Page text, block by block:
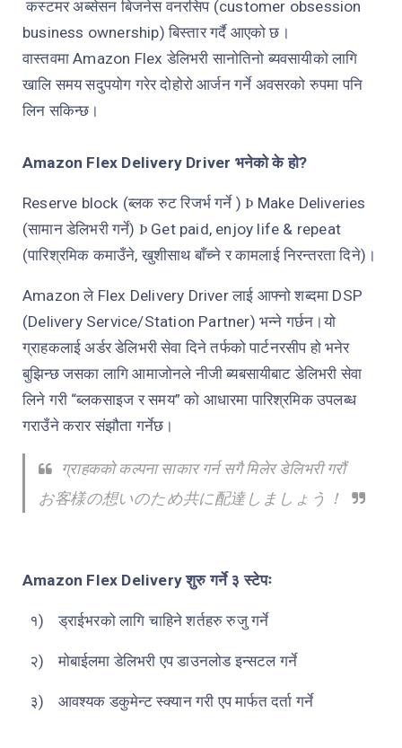
कस्टमर अब्सेसन बिजनेस वनरसिप (customer obsession
business ownership)बिस्तार गर्दै आएको छ।
वास्तवमा Amazon Flex डेलिभरी सानोतिनो ब्यवसायीको लागि
खालि समय सदुपयोग गरेर दोहोरो आर्जन गर्ने अवसरको रुपमा पनि
लिन सकिन्छ।
Amazon Flex Delivery Driver भनेको के हो?
Reserve block (ब्लक रुट रिजर्भ गर्ने )Þ Make Deliveries
(सामान डेलिभरी गर्ने) Þ Get paid, enjoy life & repeat
(पारिश्रमिक कमाउँने, खुशीसाथ बाँच्ने र कामलाई निरन्तरता दिने)।
Amazon लेFlex Delivery Driverलाई आफ्नो शब्दमा DSP
(Delivery Service/Station Partner) भन्ने गर्छन।यो
ग्राहकलाई अर्डर डेलिभरी सेवा दिने तर्फको पार्टनरसीप हो भनेर
बुझिन्छ जसका लागि आमाजोनले नीजी ब्यबसायीबाट डेलिभरी सेवा
लिने गरी “ब्लकसाइज र समय” को आधारमा पारिश्रमिक उपलब्ध
गराउँने करार संझौता गर्नेछ।
ग्राहकको कल्पना साकार गर्न सगै मिलेर डेलिभरी गरौं
お客様の想いのため共に配達しましょう！
Amazon Flex Deliveryशुरु गर्ने ३ स्टेपः
१) ड्राईभरको लागि चाहिने शर्तहरु रुजु गर्ने
२) मोबाईलमा डेलिभरी एप डाउनलोड इन्सटल गर्ने
३) आवश्यक डकुमेन्ट स्क्यान गरी एप मार्फत दर्ता गर्ने